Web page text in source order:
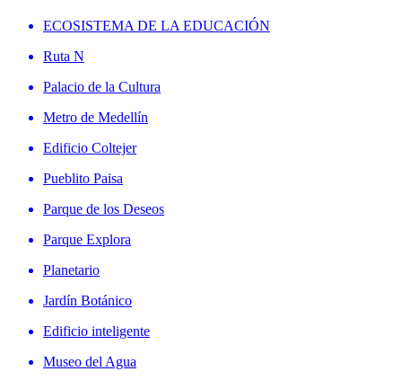
ECOSISTEMA DE LA EDUCACIÓN
Ruta N
Palacio de la Cultura
Metro de Medellín
Edificio Coltejer
Pueblito Paisa
Parque de los Deseos
Parque Explora
Planetario
Jardín Botánico
Edificio inteligente
Museo del Agua